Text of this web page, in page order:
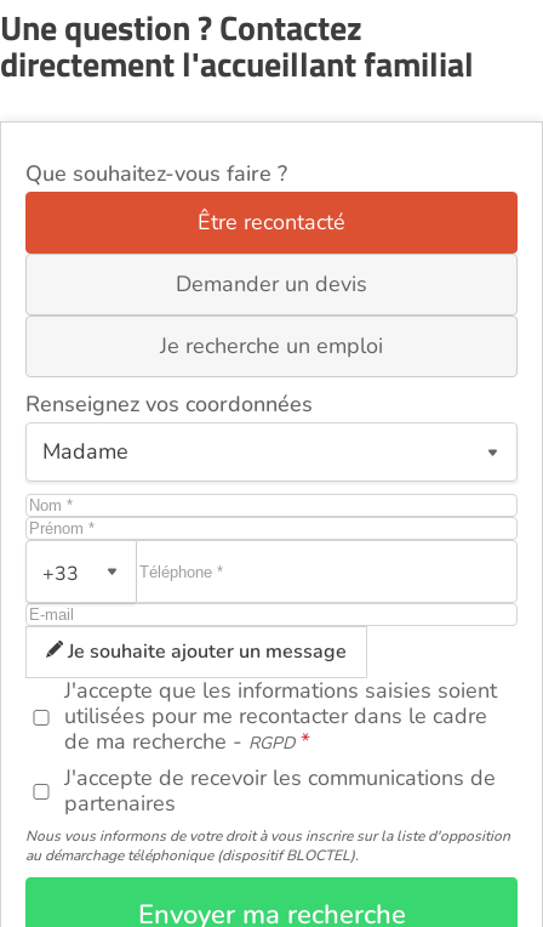
Une question ? Contactez
directement l'accueillant familial
Que souhaitez-vous faire ?
Être recontacté
Demander un devis
Je recherche un emploi
Renseignez vos coordonnées
+33
Je souhaite ajouter un message
J'accepte que les informations saisies soient
utilisées pour me recontacter dans le cadre
de ma recherche - RGPD
J'accepte de recevoir les communications de
partenaires
Nous vous informons de votre droit à vous inscrire sur la liste d'opposition
au démarchage téléphonique (dispositif BLOCTEL).
Envoyer ma recherche
ou